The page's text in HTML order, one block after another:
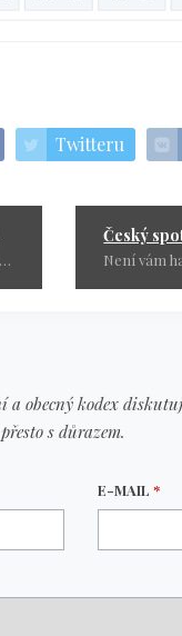
Twitteru
Zatímco dříve děti za taková slova dostaly pár facek, dnes jim nadávky jdou plynně z úst. Na vině není jen politika, ale celková ztráta respektu. Pokud tohle má být normou, kam se dostaneme za pár let?
a obecný kodex
s důrazem.
E-MAIL*